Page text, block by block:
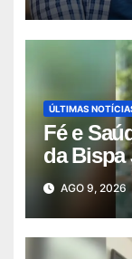
ÚLTIMAS
Fé e
da Bispa
Diálo…
AGO 9, 2026